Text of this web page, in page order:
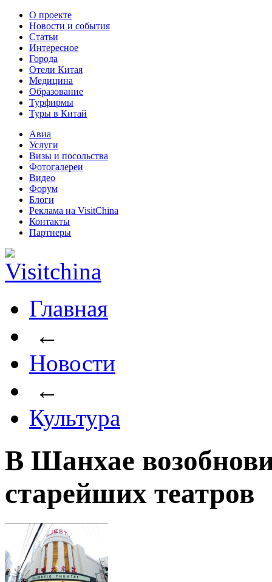
О проекте
Новости и события
Статьи
Интересное
Города
Отели Китая
Медицина
Образование
Турфирмы
Туры в Китай
Авиа
Услуги
Визы и посольства
Фотогалереи
Видео
Форум
Блоги
Реклама на VisitChina
Контакты
Партнеры
Главная
←
Новости
←
Культура
В Шанхае
старейших театров